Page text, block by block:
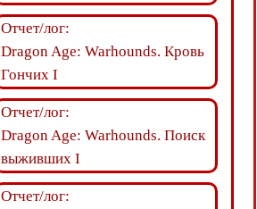
Отчет/лог:
Dragon Age: Warhounds. Кровь
Гончих I
Отчет/лог:
Dragon Age: Warhounds. Поиск
выживших I
Отчет/лог: